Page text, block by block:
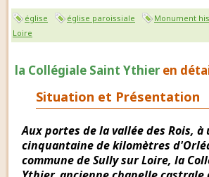
église église paroissiale Monument
Loire
la Collégiale Saint Ythieren
Situation et Présentation
Aux portes de la vallée des Rois, à
cinquantaine de kilomètres
commune de Sully sur Loire, la